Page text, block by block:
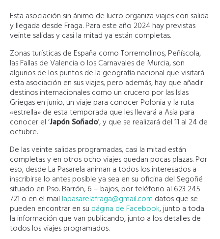
Esta asociación sin ánimo de lucro organiza viajes con salida
y llegada desde Fraga. Para este año 2024 hay previstas
veinte salidas y casi la mitad ya están completas.
Zonas turísticas de España como Torremolinos, Peñíscola,
las Fallas de Valencia o los Carnavales de Murcia, son
algunos de los puntos de la geografía nacional que visitará
esta asociación en sus viajes, pero además, hay que añadir
destinos internacionales como un crucero por las Islas
Griegas en junio, un viaje para conocer Polonia y la ruta
«estrella» de esta temporada que les llevará a Asia para
conocer el ‘Japón Soñado‘, y que se realizará del 11 al 24 de
octubre.
De las veinte salidas programadas, casi la mitad están
completas y en otros ocho viajes quedan pocas plazas. Por
eso, desde La Pasarela animan a todos los interesados a
inscribirse lo antes posible ya sea en su oficina del Segoñé
situado en Pso. Barrón, 6 – bajos, por teléfono al 623 245
721 o en el maillapasarelafraga@gmail.com datos que se
pueden encontrar en supágina de Facebook, junto a toda
la información que van publicando, junto a los detalles de
todos los viajes programados.